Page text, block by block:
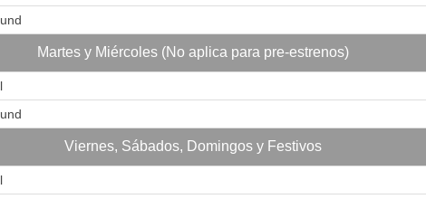
Martes y Miércoles (No aplica para pre-estrenos)
Viernes, Sábados, Domingos y Festivos